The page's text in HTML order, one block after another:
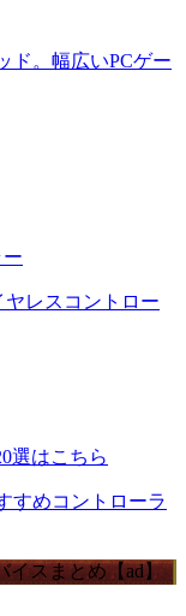
ド。幅広いPCゲー
ヤレスコントロー
選はこちら
すめコントローラ
イスまとめ【ad】